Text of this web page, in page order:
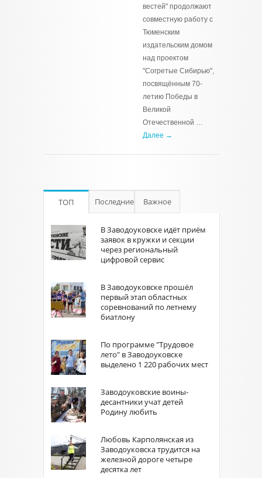
вестей" продолжают
совместную работу с
Тюменским
издательским домом
над проектом
"Согретые Сибирью",
посвящённым 70-
летию Победы в
Великой
Отечественной …
Далее →
ТОП Последние Важное
В Заводоуковске идёт приём
заявок в кружки и секции
через региональный
цифровой сервис
В Заводоуковске прошёл
первый этап областных
соревнований по летнему
биатлону
По программе "Трудовое
лето" в Заводоуковске
выделено 1 220 рабочих мест
Заводоуковские воины-
десантники учат детей
Родину любить
Любовь Карполянская из
Заводоуковска трудится на
железной дороге четыре
десятка лет